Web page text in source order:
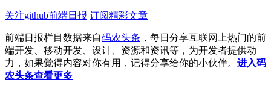
关注github前端日报 订阅精彩文章
前端日报栏目数据来自码农头条 ，每日分享互联网上热门的前
端开发、移动开发、设计、资源和资讯等，为开发者提供动
力，如果觉得内容对你有用，记得分享给你的小伙伴。 进入码
农头条查看更多